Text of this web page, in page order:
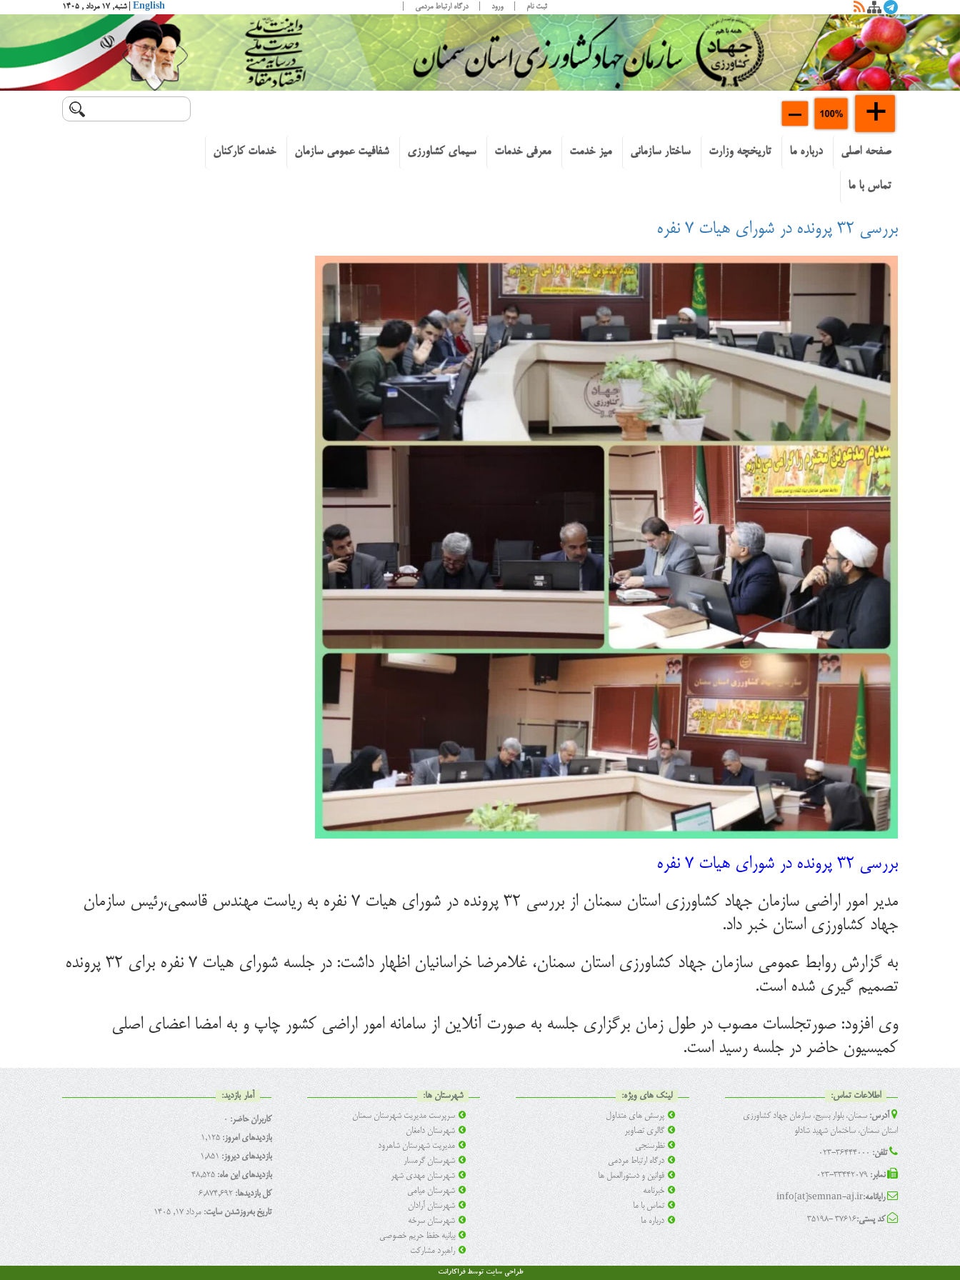
English | شنبه, ۱۷ مرداد , ۱۴۰۵ ثبت نام ورود درگاه ارتباط مردمی
صفحه اصلی درباره ما تاریخچه وزارت ساختار سازمانی میز خدمت معرفی خدمات سیمای کشاورزی شفافیت عمومی سازمان خدمات کارکنان
تماس با ما
بررسی ۳۲ پرونده در شورای هیات ۷ نفره
بررسی ۳۲ پرونده در شورای هیات ۷ نفره
مدیر امور اراضی سازمان جهاد کشاورزی استان سمنان از بررسی ۳۲ پرونده در شورای هیات ۷ نفره به ریاست مهندس قاسمی،رئیس سازمان
جهاد کشاورزی استان خبر داد.
به گزارش روابط عمومی سازمان جهاد کشاورزی استان سمنان، غلامرضا خراسانیان اظهار داشت: در جلسه شورای هیات ۷ نفره برای ۳۲ پرونده
تصمیم گیری شده است.
️وی افزود: صورتجلسات مصوب در طول زمان برگزاری جلسه به صورت آنلاین از سامانه امور اراضی کشور چاپ و به امضا اعضای اصلی
کمیسیون حاضر در جلسه رسید است.
اطلاعات تماس:
آدرس:سمنان، بلوار بسیج، سازمان جهاد کشاورزی
استان سمنان، ساختمان شهید شادلو
تلفن: 36444000-023
نمابر: 33442079-023
رایانامه:info[at]semnan-aj.ir
کد پستی:37616 -35198
آمار بازدید:
کاربران حاضر: 0
بازدیدهای امروز:1,125
بازدیدهای دیروز:1,851
بازدیدهای این ماه:48,525
کل بازدیدها:6,874,692
تاریخ به‌روزشدن سایت:مرداد ۱۷, ۱۴۰۵
شهرستان ها:
سرپرست مدیریت شهرستان سمنان
شهرستان دامغان
مدیریت شهرستان شاهرود
شهرستان گرمسار
شهرستان مهدی شهر
شهرستان میامی
شهرستان آرادان
شهرستان سرخه
بیانیه حفظ حریم خصوصی
راهبرد مشارکت
لینک های ویژه:
پرسش های متداول
گالری تصاویر
نظرسنجی
درگاه ارتباط مردمی
قوانین و دستورالعمل ها
خبرنامه
تماس با ما
درباره ما
طراحی سایت توسط فراکارانت